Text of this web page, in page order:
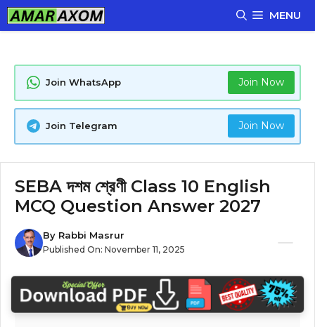
Skip
to
MENU
Join WhatsApp Join Now
Join Telegram Join Now
SEBA দশম শ্রেণী Class 10 English
MCQ Question Answer 2027
By Rabbi Masrur
Published On: November 11, 2025